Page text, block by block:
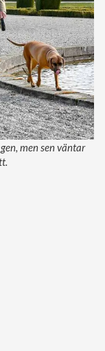
men sen väntar